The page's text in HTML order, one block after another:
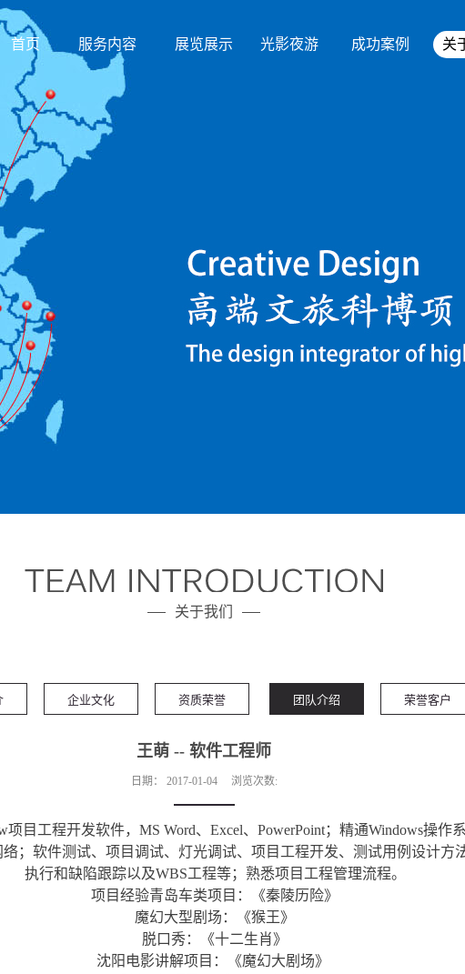
首页 服务内容 展览展示 光影夜游 成功案例 关
关于我们
企业文化 资质荣誉 团队介绍 荣誉客户
王萌 -- 软件工程师
日期： 2017-01-04 浏览次数:
项目工程开发软件，MS Word、Excel、PowerPoint；精通Windows操作系
；软件测试、项目调试、灯光调试、项目工程开发、测试用例设计方
执行和缺陷跟踪以及WBS工程等；熟悉项目工程管理流程。
项目经验青岛车类项目：《秦陵历险》
魔幻大型剧场：《猴王》
脱口秀：《十二生肖》
沈阳电影讲解项目：《魔幻大剧场》